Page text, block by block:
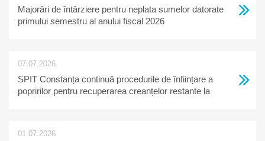
Majorări de întârziere pentru neplata sumelor datorate
primului semestru al anului fiscal 2026
07.07.2026
SPIT Constanța continuă procedurile de înființare a
popririlor pentru recuperarea creanțelor restante la
01.07.2026